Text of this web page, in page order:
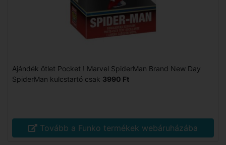
Ajándék ötlet Pocket ! Marvel SpiderMan Brand New Day
SpiderMan kulcstartó csak 3990 Ft
Tovább a Funko termékek webáruházába